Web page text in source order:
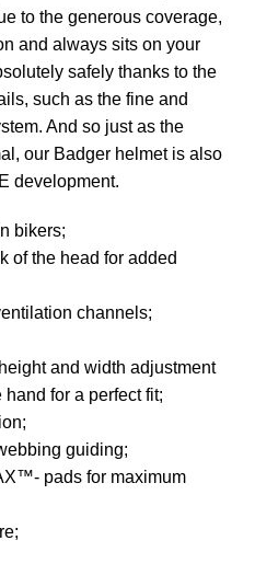
to the generous coverage,
and always sits on your
safely thanks to the
such as the fine and
And so just as the
our Badger helmet is also
development.
bikers;
of the head for added
channels;
and width adjustment
for a perfect fit;
guiding;
pads for maximum